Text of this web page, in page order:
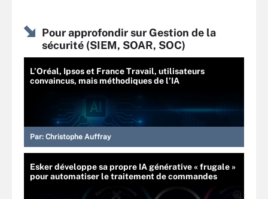
Pour approfondir sur Gestion de la
sécurité (SIEM, SOAR, SOC)
L’Oréal, Ipsos et France Travail, utilisateurs
convaincus, mais méthodiques de l’IA
Par: Christophe Auffray
Esker développe sa propre IA générative « frugale »
pour automatiser le traitement de commandes